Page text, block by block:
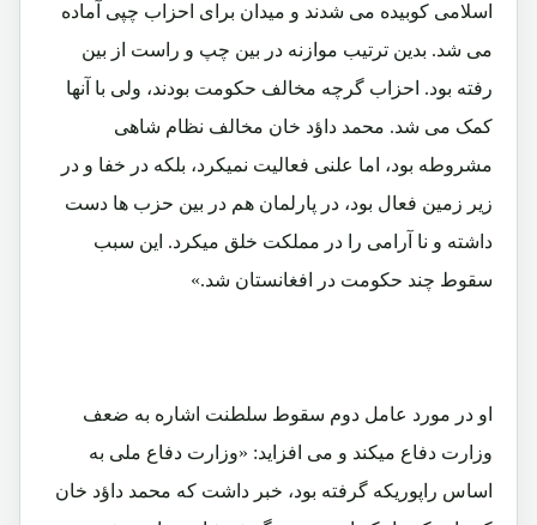
اسلامی کوبیده می شدند و میدان برای احزاب چپی آماده
می شد. بدین ترتیب موازنه در بین چپ و راست از بین
رفته بود. احزاب گرچه مخالف حکومت بودند، ولی با آنها
کمک می شد. محمد داؤد خان مخالف نظام شاهی
مشروطه بود، اما علنی فعالیت نمیکرد، بلکه در خفا و در
زیر زمین فعال بود، در پارلمان هم در بین حزب ها دست
داشته و نا آرامی را در مملکت خلق میکرد. این سبب
سقوط چند حکومت در افغانستان شد.»
او در مورد عامل دوم سقوط سلطنت اشاره به ضعف
وزارت دفاع میکند و می افزاید: «وزارت دفاع ملی به
اساس راپوریکه گرفته بود، خبر داشت که محمد داؤد خان